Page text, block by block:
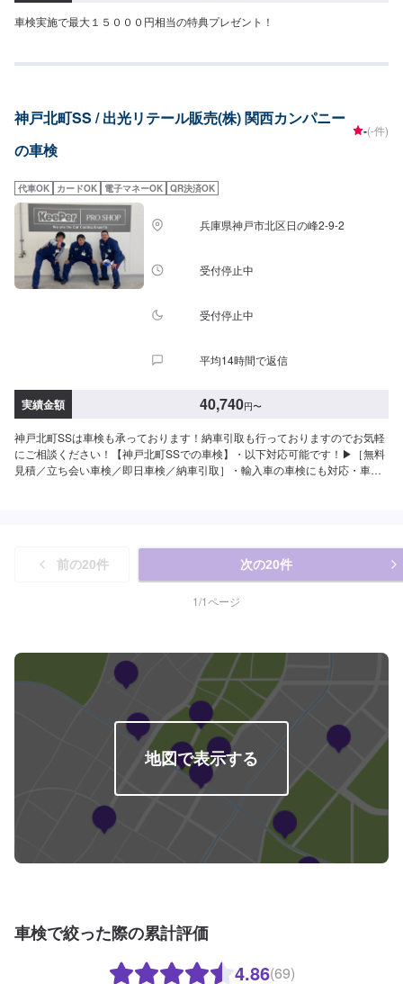
車検実施で最大１５０００円相当の特典プレゼント！
神戸北町SS / 出光リテール販売(株) 関西カンパニー
の車検
-(-件)
代車OK カードOK 電子マネーOK QR決済OK
兵庫県神戸市北区日の峰2-9-2
受付停止中
受付停止中
平均14時間で返信
実績金額 40,740円〜
神戸北町SSは車検も承っております！納車引取も行っておりますのでお気軽
にご相談ください！【神戸北町SSでの車検】・以下対応可能です！▶︎［無料
見積／立ち会い車検／即日車検／納車引取］・輸入車の車検にも対応・車検
計）50,650円⚫︎中型車（フリード・CX-3など）｜車検基本料14,800円↓各種
法定料金合計44,050円（合計）58,850円⚫︎大型車（フォレスターなど）｜車
検基本料14,800円↓各種法定料金合計52,250円（合計）67,050円※注意事項
※・追加交換等必要な場合は、別途お見積もりご請求させていただきます。
前の20件 次の20件
1/1ページ
地図で表示する
車検で絞った際の累計評価
4.86(69)